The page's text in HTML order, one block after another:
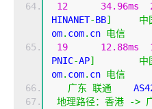
12
34.96ms
HINANET-BB] 中
om. com. cn 电信
19
12.88ms
PNIC-AP] 中
om. com. cn 电信
广东 联通
地理路径：香港
->